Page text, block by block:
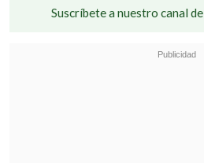
Suscríbete a nuestro canal de